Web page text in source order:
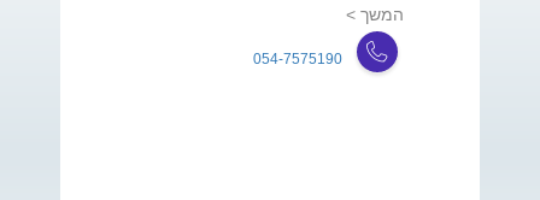
המשך >
054-7575190